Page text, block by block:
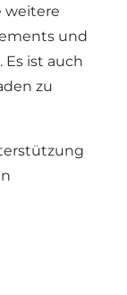
weitere
und
ist auch
zu